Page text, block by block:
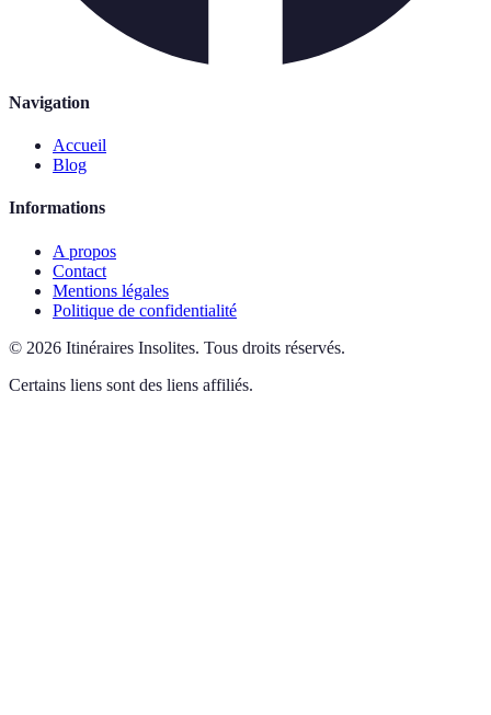
Navigation
Accueil
Blog
Informations
A propos
Contact
Mentions légales
Politique de confidentialité
© 2026 Itinéraires Insolites. Tous droits réservés.
Certains liens sont des liens affiliés.